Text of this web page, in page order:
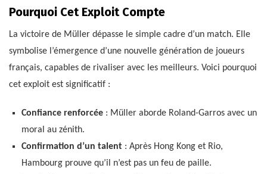
Pourquoi Cet Exploit Compte
La victoire de Müller dépasse le simple cadre d’un match. Elle
symbolise l’émergence d’une nouvelle génération de joueurs
français, capables de rivaliser avec les meilleurs. Voici pourquoi
cet exploit est significatif :
Confiance renforcée: Müller aborde Roland-Garros avec un
moral au zénith.
Confirmation d’un talent: Après Hong Kong et Rio,
Hambourg prouve qu’il n’est pas un feu de paille.